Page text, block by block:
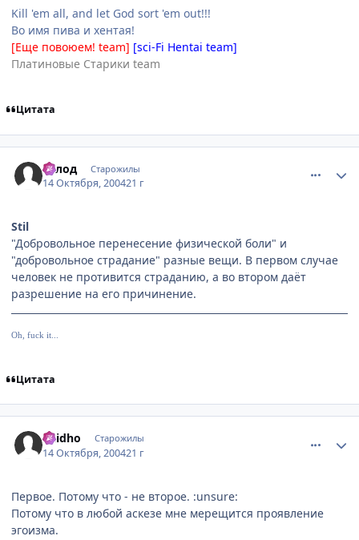
Kill 'em all, and let God sort 'em out!!!
Во имя пива и хентая!
[Еще повоюем! team] [sci-Fi Hentai team]
Платиновые Старики team
Цитата
Голод Старожилы
14 Октября, 200421 г
Stil
"Добровольное перенесение физической боли" и
"добровольное страдание" разные вещи. В первом случае
человек не противится страданию, а во втором даёт
разрешение на его причинение.
Oh, fuck it...
Цитата
Raidho Старожилы
14 Октября, 200421 г
Первое. Потому что - не второе. :unsure:
Потому что в любой аскезе мне мерещится проявление
эгоизма.